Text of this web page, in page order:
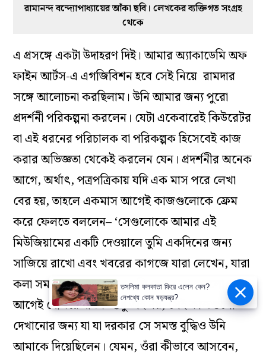
রামানন্দ বন্দ্যোপাধ্যায়ের আঁকা ছবি। লেখকের ব্যক্তিগত সংগ্রহ
থেকে
এ প্রসঙ্গে একটা উদাহরণ দিই। আমার অ্যাকাডেমি অফ
ফাইন আর্টস-এ এগজিবিশন হবে সেই নিয়ে রামদার
সঙ্গে আলোচনা করছিলাম। উনি আমার জন্য পুরো
প্রদর্শনী পরিকল্পনা করলেন। যেটা একেবারেই কিউরেটর
বা এই ধরনের পরিচালক বা পরিকল্পক হিসেবেই কাজ
করার অভিজ্ঞতা থেকেই করলেন যেন। প্রদর্শনীর অনেক
আগে, অর্থাৎ, পত্রপত্রিকায় যদি এক মাস পরে লেখা
বের হয়, তাহলে একমাস আগেই কাজগুলোকে ফ্রেম
করে ফেলতে বললেন– ‘সেগুলোকে আমার এই
মিউজিয়ামের একটি দেওয়ালে তুমি একদিনের জন্য
সাজিয়ে রাখো এবং খবরের কাগজে যারা লেখেন, যারা
কলা সমালোচক তাদেরকে তুমি ডেকে কাজগুলো
আগেই দেখিয়ে দাও।’ শুধু তাই নয়, সেই কাজগুলো
দেখানোর জন্য যা যা দরকার সে সমস্ত বুদ্ধিও উনি
আমাকে দিয়েছিলেন। যেমন, ওঁরা কীভাবে আসবেন,
তসলিমা কলকাতা ফিরে এলেন কেন?
নেপথ্যে কোন ষড়যন্ত্র?